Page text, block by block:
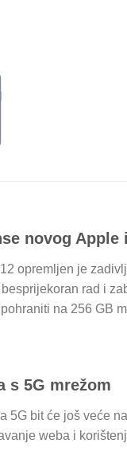
novog Apple
opremljen je
rad i
na 256 GB
s 5G mrežom
5G bit će još veće
weba i